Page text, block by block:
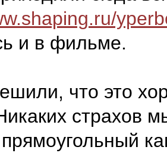
и в фильме.
что это
страхов
прямоугольный